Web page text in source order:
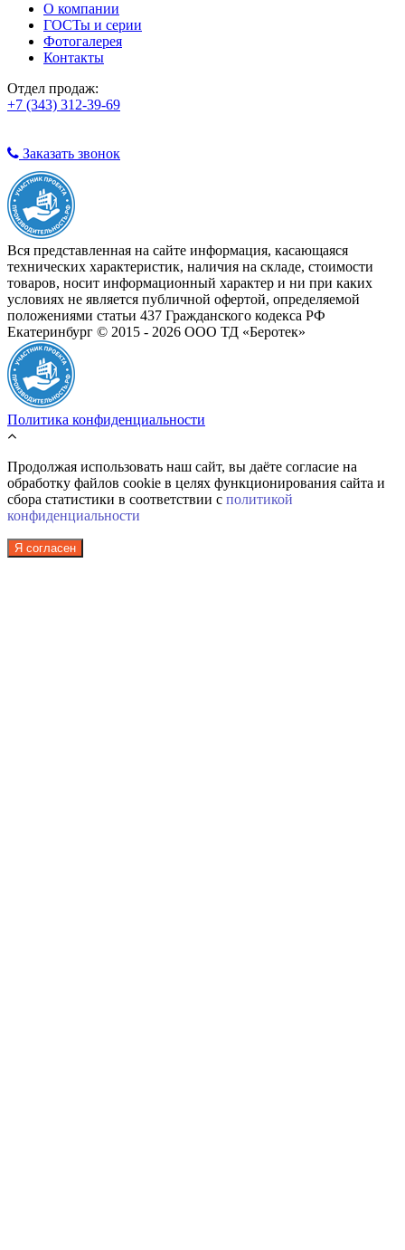
О компании
ГОСТы и серии
Фотогалерея
Контакты
Отдел продаж:
+7 (343) 312-39-69
Заказать звонок
Вся представленная на сайте информация, касающаяся
технических характеристик, наличия на складе, стоимости
товаров, носит информационный характер и ни при каких
условиях не является публичной офертой, определяемой
положениями статьи 437 Гражданского кодекса РФ
Екатеринбург © 2015 - 2026 ООО ТД «Беротек»
Политика конфиденциальности
Продолжая использовать наш сайт, вы даёте согласие на
обработку файлов cookie в целях функционирования сайта и
сбора статистики в соответствии с политикой
конфиденциальности
Я согласен